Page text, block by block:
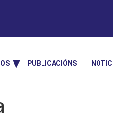
PUBLICACIÓNS